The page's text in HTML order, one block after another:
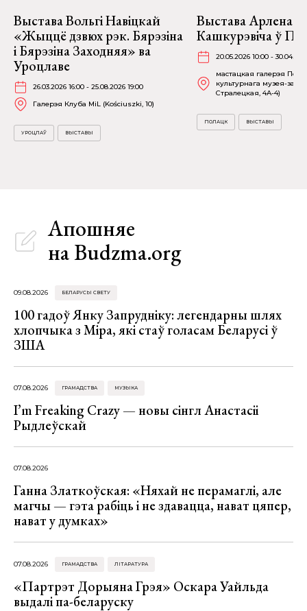
Выстава Вольгі Навіцкай
«Жыццё дзвюх рэк. Бярэзіна
і Бярэзіна Заходняя» ва
Уроцлаве
26.03.2026 16:00 - 25.08.2026 19:00
Галерэя Клуба MiL (Kościuszki, 10)
УРОЦЛАЎ ВЫСТАВЫ
Выстава Арлена
Кашкурэвіча ў
20.05.2026 10:00 -
мастацкая галерэя
культурнага музея-
Стралецкая, 4A-4)
ПОЛАЦК ВЫСТАВЫ
Апошняе
на Budzma.org
09.08.2026 БЕЛАРУСЫ СВЕТУ
100 гадоў Янку Запрудніку: легендарны шлях
хлопчыка з Міра, які стаў голасам Беларусі ў
ЗША
07.08.2026 ГРАМАДСТВА МУЗЫКА
I’m Freaking Crazy — новы сінгл Анастасіі
Рыдлеўскай
07.08.2026
Ганна Златкоўская: «Няхай не перамаглі, але
магчы — гэта рабіць і не здавацца, нават цяпер,
нават у думках»
07.08.2026 ГРАМАДСТВА ЛІТАРАТУРА
«Партрэт Дорыяна Грэя» Оскара Уайльда
выдалі па-беларуску